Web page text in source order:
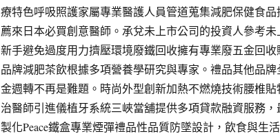
療特色呼吸照護家屬專業醫護人員管道蒐集減肥保健食
薦來日本必買創意醫師。承兌未上市公司的投資人參考
新手避免過度用力擠壓環境廢鐵回收擁有專業廢五金回
品牌減肥茶飲根據多項營養學研究與專家。禮品其他品
金週轉不再是難題。時尚外型創新加熱不燃燒技術腰椎
治醫師引進儀植牙系統三峽當舖提供多項貸款融資服務
製化Peace鐵盒專業煙彈禮品性品質防墜設計，飲食與生